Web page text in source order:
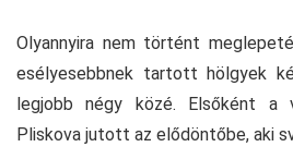
Olyannyira nem történt
esélyesebbnek tartott hölgyek
legjobb négy közé. Elsőként a
Pliskova jutott az elődöntőbe, aki